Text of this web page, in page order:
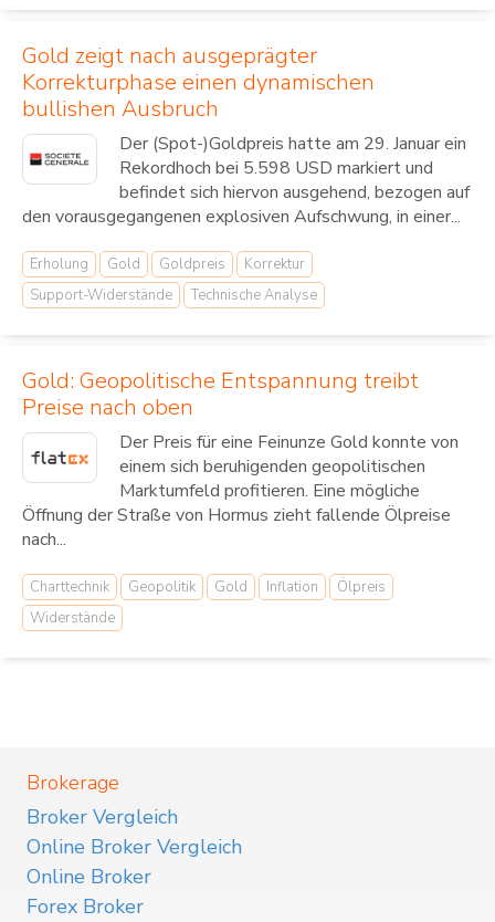
Gold zeigt nach ausgeprägter
Korrekturphase einen dynamischen
bullishen Ausbruch
Der (Spot-)Goldpreis hatte am 29. Januar ein
Rekordhoch bei 5.598 USD markiert und
befindet sich hiervon ausgehend, bezogen auf
den vorausgegangenen explosiven Aufschwung, in einer...
Erholung Gold Goldpreis
Korrektur
Support-Widerstände
Technische Analyse
Gold: Geopolitische Entspannung treibt
Preise nach oben
Der Preis für eine Feinunze Gold konnte von
einem sich beruhigenden geopolitischen
Marktumfeld profitieren. Eine mögliche
Öffnung der Straße von Hormus zieht fallende Ölpreise
nach...
Charttechnik Geopolitik Gold Inflation
Ölpreis
Widerstände
Brokerage
Broker Vergleich
Online Broker Vergleich
Online Broker
Forex Broker